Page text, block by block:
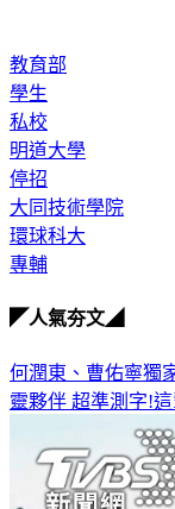
教育部
學生
私校
明道大學
停招
大同技術學院
環球科大
何潤東、曹佑寧獨
超準測字!